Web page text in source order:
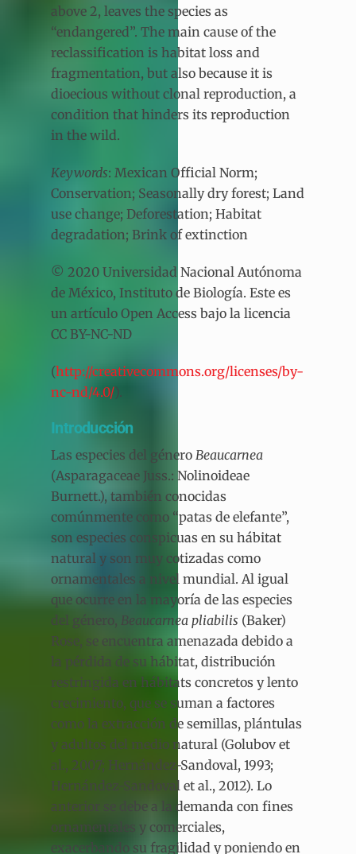
above 2, leaves the species as
“endangered”. The main cause of the
reclassification is habitat loss and
fragmentation, but also because it is
dioecious without clonal reproduction, a
condition that hinders its reproduction
in the wild.
Keywords: Mexican Official Norm;
Conservation; Seasonally dry forest; Land
use change; Deforestation; Habitat
degradation; Brink of extinction
© 2020 Universidad Nacional Autónoma
de México, Instituto de Biología. Este es
un artículo Open Access bajo la licencia
CC BY-NC-ND
(http://creativecommons.org/licenses/by-
nc-nd/4.0/).
Introducción
Las especies del género Beaucarnea
(Asparagaceae Juss.: Nolinoideae
Burnett.), también conocidas
comúnmente como “patas de elefante”,
son especies conspicuas en su hábitat
natural y son muy cotizadas como
ornamentales a nivel mundial. Al igual
que ocurre en la mayoría de las especies
del género, Beaucarnea pliabilis (Baker)
Rose, se encuentra amenazada debido a
la pérdida de su hábitat, distribución
restringida en hábitats concretos y lento
crecimiento, que se suman a factores
como la extracción de semillas, plántulas
y adultos del medio natural (Golubov et
al., 2007; Hernández-Sandoval, 1993;
Hernández-Sandoval et al., 2012). Lo
anterior se debe a la demanda con fines
ornamentales y comerciales,
exacerbando su fragilidad y poniendo en